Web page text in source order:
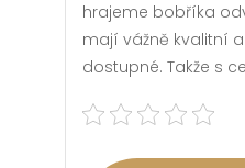
hrajeme bobříka
mají vážně kvalitní
dostupné. Takže s